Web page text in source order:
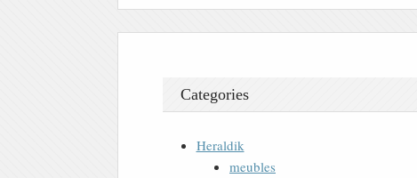
Categories
Heraldik
meubles